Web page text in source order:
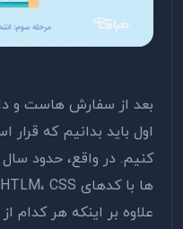
بعد از سفارش هاست و
اول باید بدانیم که
علاوه بر اینکه هر کدام